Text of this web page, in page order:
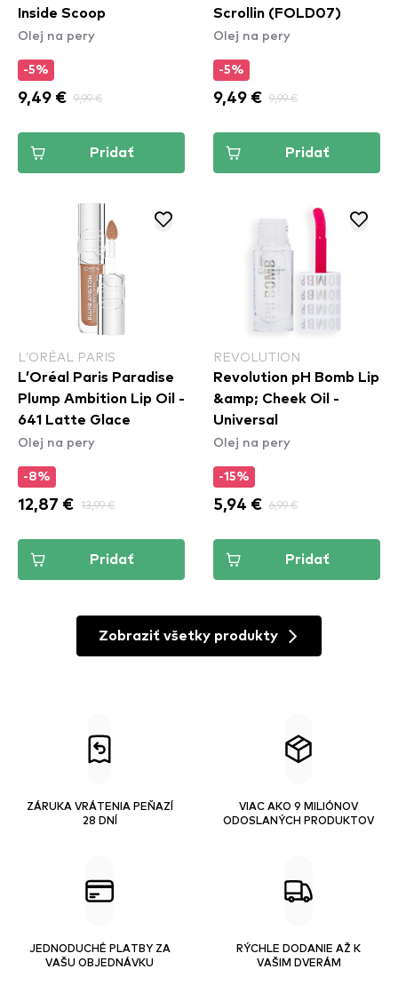
Inside Scoop​
Olej na pery
-5%
9,49 € 9,99 €
Pridať
Scrollin (FOLD07)
Olej na pery
-5%
9,49 € 9,99 €
Pridať
L’ORÉAL PARIS
L’Oréal Paris Paradise
Plump Ambition Lip Oil -
641 Latte Glace
Olej na pery
-8%
12,87 € 13,99 €
Pridať
REVOLUTION
Revolution pH Bomb Lip
&amp; Cheek Oil -
Universal
Olej na pery
-15%
5,94 € 6,99 €
Pridať
Zobraziť všetky produkty
ZÁRUKA VRÁTENIA PEŇAZÍ
28 DNÍ
VIAC AKO 9 MILIÓNOV
ODOSLANÝCH PRODUKTOV
JEDNODUCHÉ PLATBY ZA
VAŠU OBJEDNÁVKU
RÝCHLE DODANIE AŽ K
VAŠIM DVERÁM